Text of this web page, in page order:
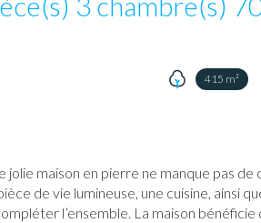
415 m²
maison en pierre ne manque pas de
de vie lumineuse, une cuisine, ainsi
l’ensemble. La maison bénéficie